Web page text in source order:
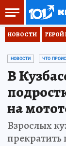
НОВОСТИ ГЕРОЙ
НОВОСТИ ЧТО
В
на
Взрослых
прекратить